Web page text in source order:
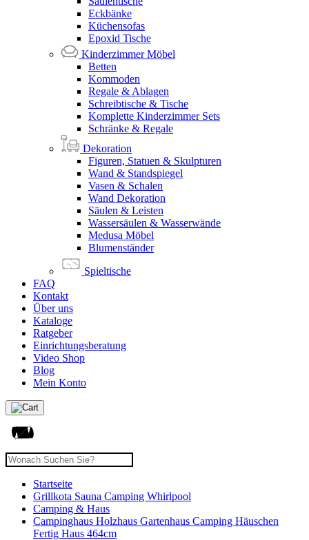
Eckbänke
Küchensofas
Epoxid Tische
Kinderzimmer Möbel
Betten
Kommoden
Regale & Ablagen
Schreibtische & Tische
Komplette Kinderzimmer Sets
Schränke & Regale
Dekoration
Figuren, Statuen & Skulpturen
Wand & Standspiegel
Vasen & Schalen
Wand Dekoration
Säulen & Leisten
Wassersäulen & Wasserwände
Medusa Möbel
Blumenständer
Spieltische
FAQ
Kontakt
Über uns
Kataloge
Ratgeber
Einrichtungsberatung
Video Shop
Blog
Mein Konto
Startseite
Grillkota Sauna Camping Whirlpool
Camping & Haus
Campinghaus Holzhaus Gartenhaus Camping Häuschen
Fertig Haus 464cm